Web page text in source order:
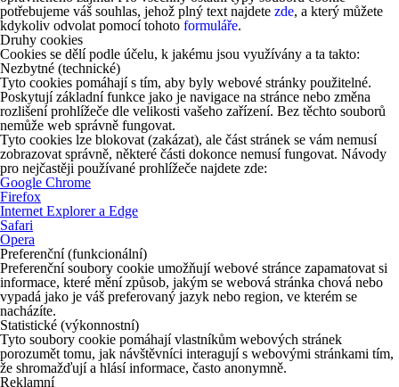
potřebujeme váš souhlas, jehož plný text najdete zde, a který můžete
kdykoliv odvolat pomocí tohoto formuláře.
Druhy cookies
Cookies se dělí podle účelu, k jakému jsou využívány a ta takto:
Nezbytné (technické)
Tyto cookies pomáhají s tím, aby byly webové stránky použitelné.
Poskytují základní funkce jako je navigace na stránce nebo změna
rozlišení prohlížeče dle velikosti vašeho zařízení. Bez těchto souborů
nemůže web správně fungovat.
Tyto cookies lze blokovat (zakázat), ale část stránek se vám nemusí
zobrazovat správně, některé části dokonce nemusí fungovat. Návody
pro nejčastěji používané prohlížeče najdete zde:
Google Chrome
Firefox
Internet Explorer a Edge
Safari
Opera
Preferenční (funkcionální)
Preferenční soubory cookie umožňují webové stránce zapamatovat si
informace, které mění způsob, jakým se webová stránka chová nebo
vypadá jako je váš preferovaný jazyk nebo region, ve kterém se
nacházíte.
Statistické (výkonnostní)
Tyto soubory cookie pomáhají vlastníkům webových stránek
porozumět tomu, jak návštěvníci interagují s webovými stránkami tím,
že shromažďují a hlásí informace, často anonymně.
Reklamní